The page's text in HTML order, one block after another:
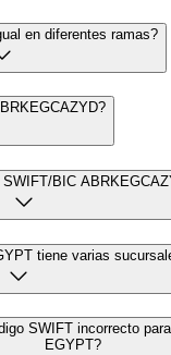
en diferentes ramas?
BIC
tiene varias
SWIFT incorrecto
EGYPT?